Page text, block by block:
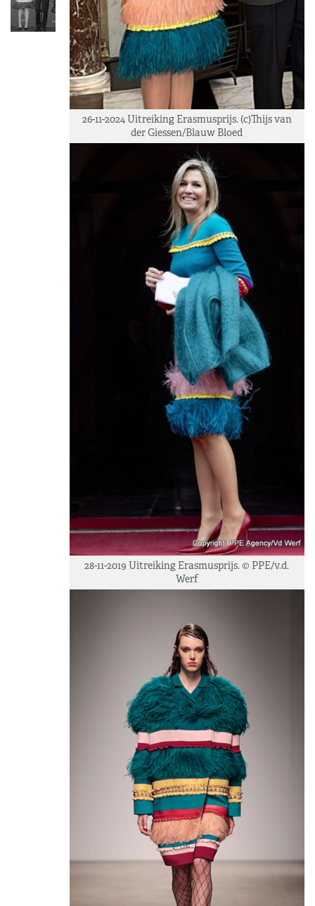
26-11-2024 Uitreiking Erasmusprijs. (c)Thijs van
der Giessen/Blauw Bloed
28-11-2019 Uitreiking Erasmusprijs. © PPE/v.d.
Werf